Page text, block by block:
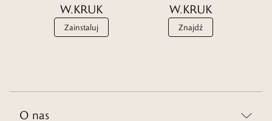
W.KRUK
Zainstaluj
W.KRUK
Znajdź
O nas